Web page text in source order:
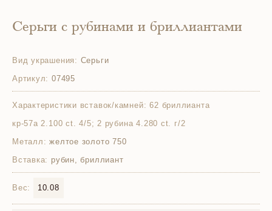
Серьги с рубинами и бриллиантами
Вид украшения: Серьги
Артикул: 07495
Характеристики вставок/камней: 62 бриллианта
кр-57а 2.100 ct. 4/5; 2 рубина 4.280 ct. г/2
Металл: желтое золото 750
Вставка: рубин, бриллиант
Вес: 10.08